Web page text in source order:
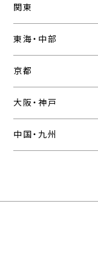
関東
東海・中部
京都
大阪・神戸
中国・九州